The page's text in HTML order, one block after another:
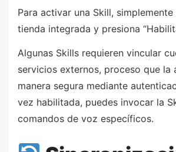
Para activar una Skill, simplemente
tienda integrada y presiona
Algunas Skills requieren vincular
servicios externos, proceso que la
manera segura mediante
vez habilitada, puedes invocar la
comandos de voz específicos.